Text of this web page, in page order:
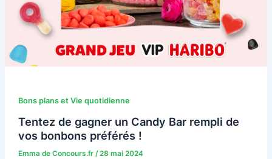
Bons plans et Vie quotidienne
Tentez de gagner un Candy Bar rempli de
vos bonbons préférés !
Emma de Concours.fr /28 mai 2024